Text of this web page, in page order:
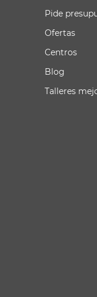
Pide
Ofertas
Centros
Blog
Talleres